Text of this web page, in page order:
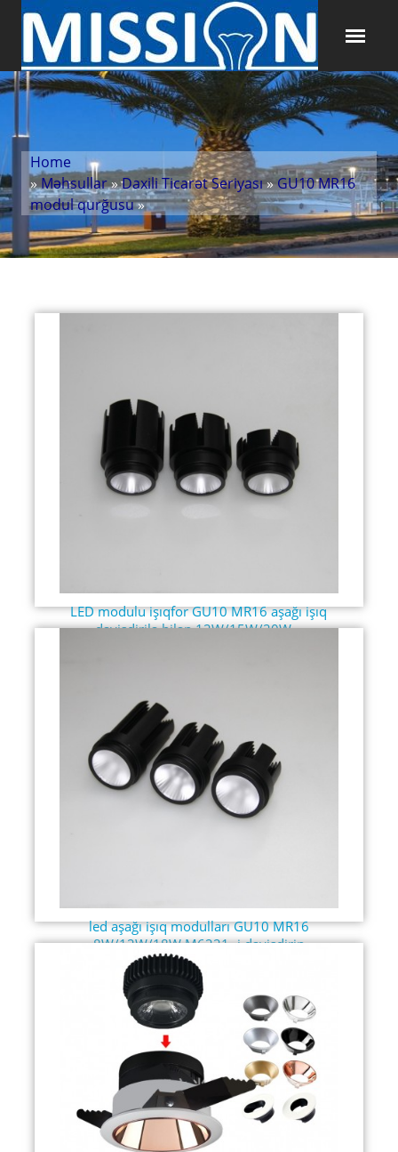
Home
»Məhsullar»Daxili Ticarət Seriyası»GU10 MR16
modul qurğusu»
LED modulu işıqfor GU10 MR16 aşağı işıq
dəyişdirilə bilən 12W/15W/20W...
led aşağı işıq modulları GU10 MR16
8W/12W/18W M6221 -i dəyişdirin